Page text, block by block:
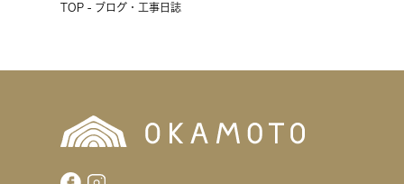
TOP - ブログ・工事日誌